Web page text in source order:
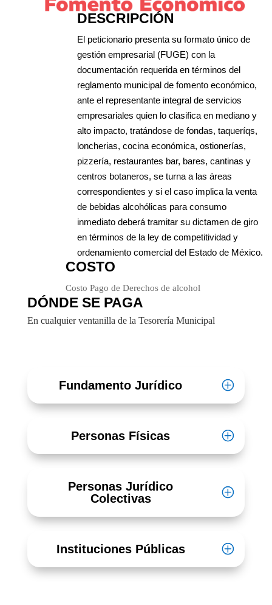
DESCRIPCIÓN
El peticionario presenta su formato único de
gestión empresarial (FUGE) con la
documentación requerida en términos del
reglamento municipal de fomento económico,
ante el representante integral de servicios
empresariales quien lo clasifica en mediano y
alto impacto, tratándose de fondas, taqueríqs,
loncherias, cocina económica, ostionerías,
pizzería, restaurantes bar, bares, cantinas y
centros botaneros, se turna a las áreas
correspondientes y si el caso implica la venta
de bebidas alcohólicas para consumo
inmediato deberá tramitar su dictamen de giro
en términos de la ley de competitividad y
ordenamiento comercial del Estado de México.
COSTO
Costo Pago de Derechos de alcohol
DÓNDE SE PAGA
En cualquier ventanilla de la Tesorería Municipal
Fundamento Jurídico
Personas Físicas
Personas Jurídico
Colectivas
Instituciones Públicas